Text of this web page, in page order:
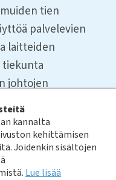
kannalta
kehittämisen
Joidenkin sisältöjen
Lue lisää
tien
palvelevien
laitteiden
tiekunta
johtojen
maksaa